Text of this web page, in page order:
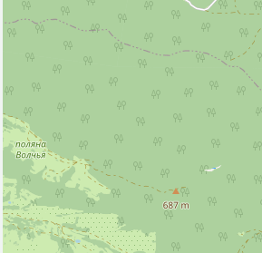
Природные объекты
Вершина горы, холма (11)
Вход в пещеру (2)
Источник (2)